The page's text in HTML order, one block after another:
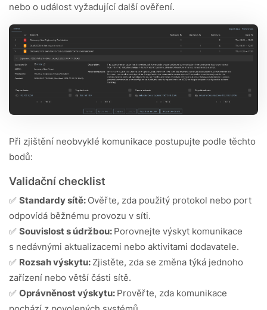
nebo o událost vyžadující další ověření.
Při zjištění neobvyklé komunikace postupujte podle těchto
bodů:
Validační checklist
✅ Standardy sítě: Ověřte, zda použitý protokol nebo port
odpovídá běžnému provozu v síti.
✅ Souvislost s údržbou: Porovnejte výskyt komunikace
s nedávnými aktualizacemi nebo aktivitami dodavatele.
✅ Rozsah výskytu: Zjistěte, zda se změna týká jednoho
zařízení nebo větší části sítě.
✅ Oprávněnost výskytu: Prověřte, zda komunikace